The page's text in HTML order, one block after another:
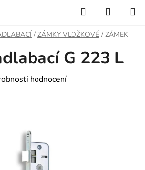
Hledat
KOŠÍK
/ ZÁMKY VLOŽKOVÉ / ZÁMEK
G 223 L
hodnocení